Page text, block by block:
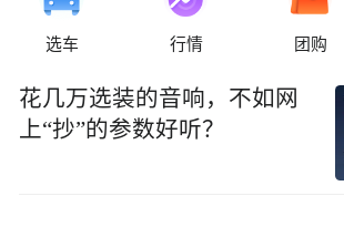
选车 行情 团购
花几万选装的音响，不如网
上“抄”的参数好听？